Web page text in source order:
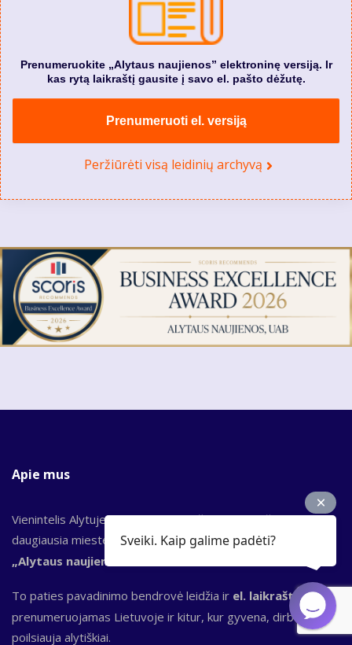
Prenumeruokite „Alytaus naujienos” elektroninę versiją. Ir
kas rytą laikraštį gausite į savo el. pašto dėžutę.
Prenumeruoti el. versiją
Peržiūrėti visą leidinių archyvą
Apie mus
Vienintelis Alytuje nuo 1989 m. leidžiamas laikraštis,
daugiausia mieste ir rajone prenumeruojamasspaudinys
„Alytaus naujienos“.
To paties pavadinimo bendrovė leidžia ir el. laikraštį,kuris
prenumeruojamas Lietuvoje ir kitur, kur gyvena, dirba,
poilsiauja alytiškiai.
Sveiki. Kaip galime padėti?